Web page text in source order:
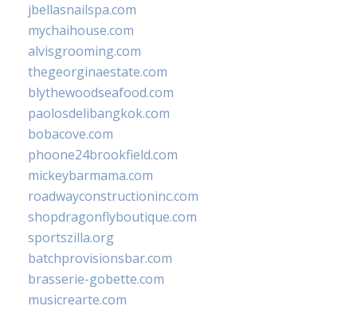
jbellasnailspa.com
mychaihouse.com
alvisgrooming.com
thegeorginaestate.com
blythewoodseafood.com
paolosdelibangkok.com
bobacove.com
phoone24brookfield.com
mickeybarmama.com
roadwayconstructioninc.com
shopdragonflyboutique.com
sportszilla.org
batchprovisionsbar.com
brasserie-gobette.com
musicrearte.com